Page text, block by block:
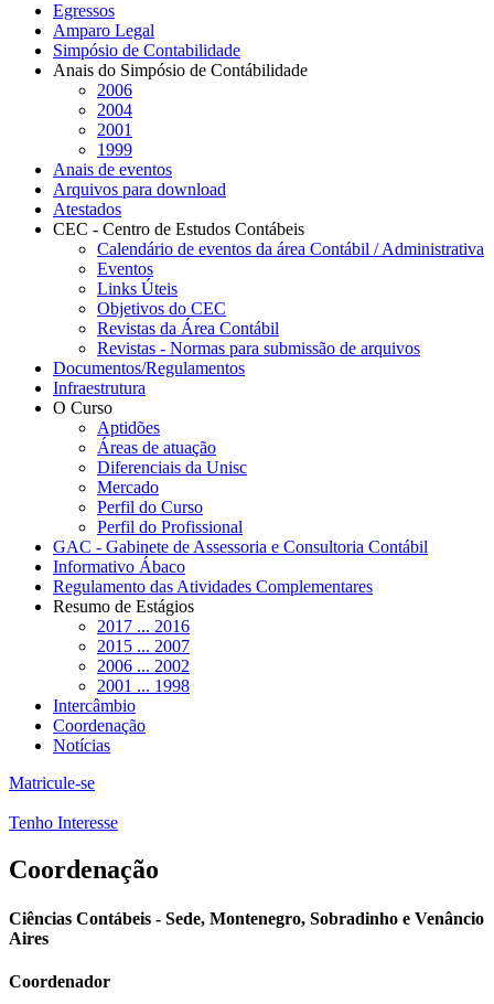
Egressos
Amparo Legal
Simpósio de Contabilidade
Anais do Simpósio de Contábilidade
2006
2004
2001
1999
Anais de eventos
Arquivos para download
Atestados
CEC - Centro de Estudos Contábeis
Calendário de eventos da área Contábil / Administrativa
Eventos
Links Úteis
Objetivos do CEC
Revistas da Área Contábil
Revistas - Normas para submissão de arquivos
Documentos/Regulamentos
Infraestrutura
O Curso
Aptidões
Áreas de atuação
Diferenciais da Unisc
Mercado
Perfil do Curso
Perfil do Profissional
GAC - Gabinete de Assessoria e Consultoria Contábil
Informativo Ábaco
Regulamento das Atividades Complementares
Resumo de Estágios
2017 ... 2016
2015 ... 2007
2006 ... 2002
2001 ... 1998
Intercâmbio
Coordenação
Notícias
Matricule-se
Tenho Interesse
Coordenação
Ciências Contábeis - Sede, Montenegro, Sobradinho e Venâncio
Aires
Coordenador